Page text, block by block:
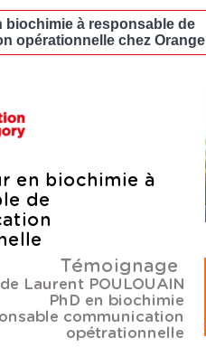
biochimie à responsable de
opérationnelle chez Orange